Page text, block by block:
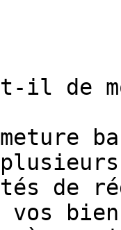
il de
de
vos